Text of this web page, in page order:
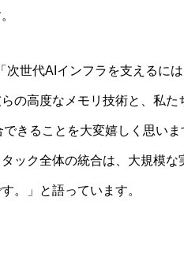
世代AIインフラを支えるに
の高度なメモリ技術と、私た
きることを大変嬉しく思いま
ック全体の統合は、大規模な
。」と語っています。